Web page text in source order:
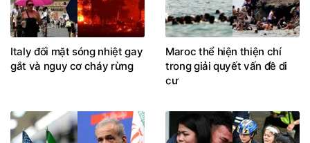
Italy đối mặt sóng nhiệt gay
gắt và nguy cơ cháy rừng
Maroc thể hiện thiện chí
trong giải quyết vấn đề di
cư